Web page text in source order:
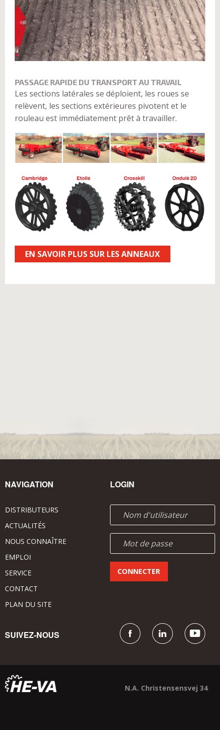
PASSAGE RAPIDE DU TRANSPORT AU TRAVAIL
Les sections latérales se déploient, les roues se
relèvent, les sections extérieures pivotent et le
rouleau est immédiatement prêt à travailler.
EN SAVOIR PLUS SUR LES ANNEAUX
NAVIGATION
DISTRIBUTEURS
ACTUALITÉS
NOUS CONNAÎTRE
EMPLOI
SERVICE
CONTACT
PLAN DU SITE
LOGIN
SUIVEZ-NOUS
N.A. Christensensvej 34